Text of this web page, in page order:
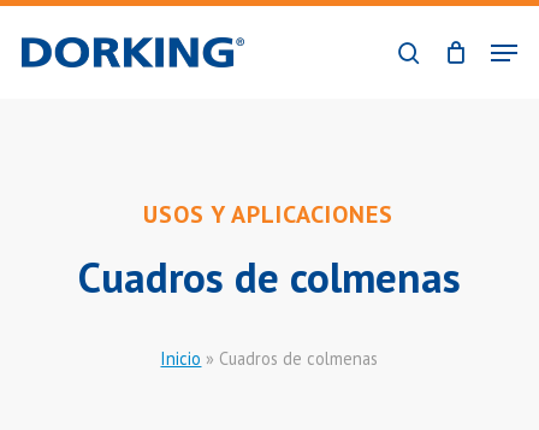
buscar
Menu
USOS Y APLICACIONES
Cuadros de colmenas
Inicio » Cuadros de colmenas